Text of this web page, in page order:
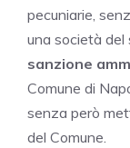
pecuniarie,
una società
sanzione
Comune di
senza però
del Comune.